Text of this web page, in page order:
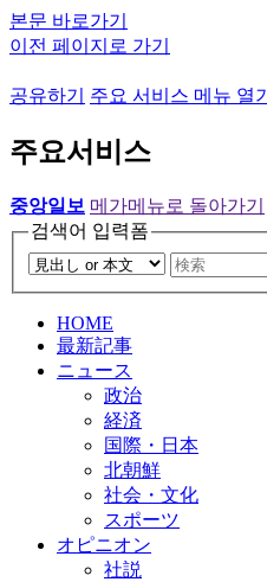
본문 바로가기
이전 페이지로 가기
공유하기 주요 서비스 메뉴 열기
주요서비스
중앙일보 메가메뉴로 돌아가기
검색어 입력폼
HOME
最新記事
ニュース
政治
経済
国際・日本
北朝鮮
社会・文化
スポーツ
オピニオン
社説